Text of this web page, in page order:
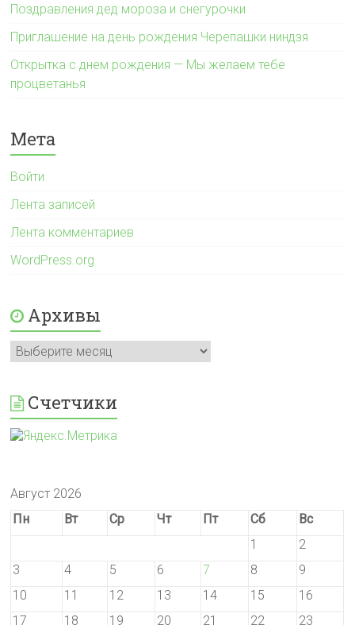
Поздравления дед мороза и снегурочки
Приглашение на день рождения Черепашки ниндзя
Открытка с днем рождения — Мы желаем тебе
процветанья
Мета
Войти
Лента записей
Лента комментариев
WordPress.org
Архивы
Архивы
Счетчики
Август 2026
Пн
Вт Ср Чт Пт Сб
Вс
1
2
3
4 5 6 7 8
9
10
11 12 13 14 15
16
17
18 19 20 21 22 23